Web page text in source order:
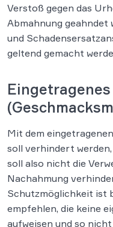
Verstoß gegen das
Abmahnung geahndet
und
geltend gemacht
Mit dem
soll verhindert
soll also nicht die
Nachahmung
Schutzmöglichkeit ist
empfehlen, die keine
aufweisen und so